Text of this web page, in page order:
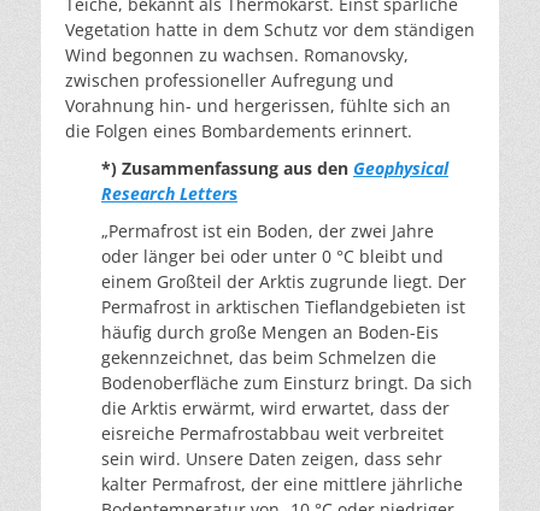
Teiche, bekannt als Thermokarst. Einst spärliche
Vegetation hatte in dem Schutz vor dem ständigen
Wind begonnen zu wachsen. Romanovsky,
zwischen professioneller Aufregung und
Vorahnung hin- und hergerissen, fühlte sich an
die Folgen eines Bombardements erinnert.
*) Zusammenfassung aus den Geophysical
Research Letters
„Permafrost ist ein Boden, der zwei Jahre
oder länger bei oder unter 0 °C bleibt und
einem Großteil der Arktis zugrunde liegt. Der
Permafrost in arktischen Tieflandgebieten ist
häufig durch große Mengen an Boden-Eis
gekennzeichnet, das beim Schmelzen die
Bodenoberfläche zum Einsturz bringt. Da sich
die Arktis erwärmt, wird erwartet, dass der
eisreiche Permafrostabbau weit verbreitet
sein wird. Unsere Daten zeigen, dass sehr
kalter Permafrost, der eine mittlere jährliche